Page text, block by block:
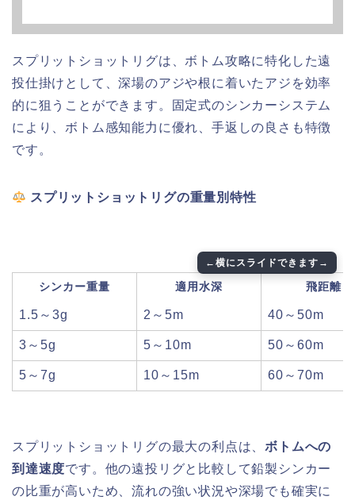
スプリットショットリグは、ボトム攻略に特化した遠
投仕掛けとして、深場のアジや根に着いたアジを効率
的に狙うことができます。固定式のシンカーシステム
により、ボトム感知能力に優れ、手返しの良さも特徴
です。
スプリットショットリグの重量別特性
シンカー重量 適用水深 飛距離
1.5～3g 2～5m 40～50m
3～5g 5～10m 50～60m
5～7g 10～15m 60～70m
スプリットショットリグの最大の利点は、ボトムへの
到達速度です。他の遠投リグと比較して鉛製シンカー
の比重が高いため、流れの強い状況や深場でも確実に